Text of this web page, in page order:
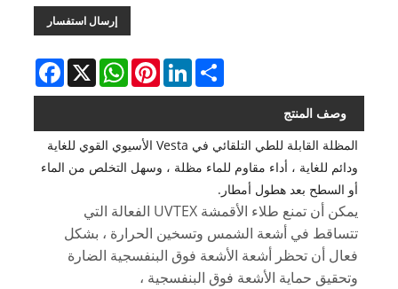
إرسال استفسار
Facebook X
WhatsAppPinterestLinkedInShare
وصف المنتج
المظلة القابلة للطي التلقائي في Vesta الأسيوي القوي للغاية
ودائم للغاية ، أداء مقاوم للماء مظلة ، وسهل التخلص من الماء
أو السطح بعد هطول أمطار.
يمكن أن تمنع طلاء الأقمشة UVTEX الفعالة التي
تتساقط في أشعة الشمس وتسخين الحرارة ، بشكل
فعال أن تحظر أشعة الأشعة فوق البنفسجية الضارة
وتحقيق حماية الأشعة فوق البنفسجية ،